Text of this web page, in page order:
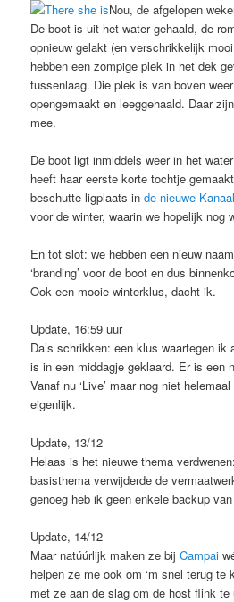
Nou, de afgelopen
De boot is uit het water gehaald, de
opnieuw gelakt (en verschrikkelijk
hebben een zompige plek in het dek
tussenlaag. Die plek is van boven
opengemaakt en leeggehaald. Daar
mee.
De boot ligt inmiddels weer in het
heeft haar eerste korte tochtje
beschutte ligplaats inde nieuwe
voor de winter, waarin we hopelijk nog
En tot slot: we hebben een nieuw
‘branding’ voor de boot en dus
Ook een mooie winterklus, dacht ik.
Update, 16:59 uur
Da’s schrikken: een klus waartegen ik
is in een middagje geklaard. Er is een
Vanaf nu ‘Live’ maar nog niet
eigenlijk.
Update, 13/12
Helaas is het nieuwe thema
basisthema verwijderde de
genoeg heb ik geen enkele backup
Update, 14/12
Maar natúúrlijk maken ze bijCampai
helpen ze me ook om ‘m snel terug te
met ze aan de slag om de host flink te